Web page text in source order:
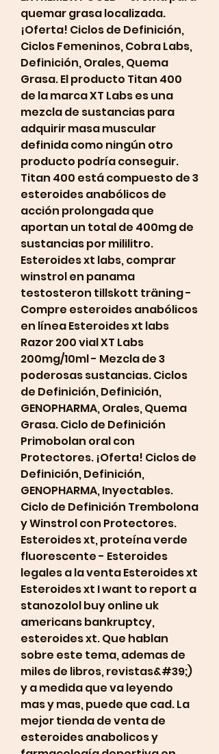
quemar grasa localizada.
¡Oferta! Ciclos de Definición,
Ciclos Femeninos, Cobra Labs,
Definición, Orales, Quema
Grasa. El producto Titan 400
de la marca XT Labs es una
mezcla de sustancias para
adquirir masa muscular
definida como ningún otro
producto podría conseguir.
Titan 400 está compuesto de 3
esteroides anabólicos de
acción prolongada que
aportan un total de 400mg de
sustancias por mililitro.
Esteroides xt labs, comprar
winstrol en panama
testosteron tillskott träning -
Compre esteroides anabólicos
en línea Esteroides xt labs
Razor 200 vial XT Labs
200mg/10ml - Mezcla de 3
poderosas sustancias. Ciclos
de Definición, Definición,
GENOPHARMA, Orales, Quema
Grasa. Ciclo de Definición
Primobolan oral con
Protectores. ¡Oferta! Ciclos de
Definición, Definición,
GENOPHARMA, Inyectables.
Ciclo de Definición Trembolona
y Winstrol con Protectores.
Esteroides xt, proteína verde
fluorescente - Esteroides
legales a la venta Esteroides xt
Esteroides xt I want to report a
stanozolol buy online uk
americans bankruptcy,
esteroides xt. Que hablan
sobre este tema, ademas de
miles de libros, revistas&#39;)
y a medida que va leyendo
mas y mas, puede que cad. La
mejor tienda de venta de
esteroides anabolicos y